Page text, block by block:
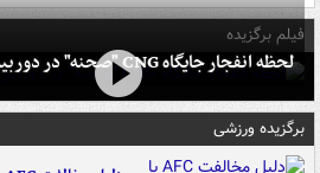
فیلم برگزیده
لحظه انفجار جایگاه CNG "صحنه" در دوربین مداربسته
برگزیده ورزشی